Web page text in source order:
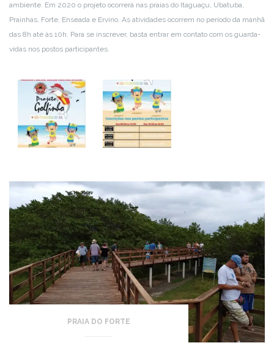
ambiente. Em 2020 o projeto ocorrerá nas praias do Itaguaçu, Ubatuba,
Prainhas, Forte, Enseada e Ervino. As atividades ocorrem no período da manhã
das 8h até às 10h. Para se inscrever, basta entrar em contato com os guarda-
vidas nos postos participantes.
PRAIA DO FORTE